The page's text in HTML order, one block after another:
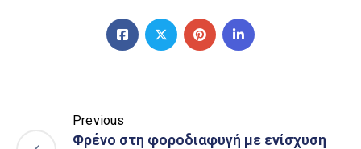
Previous
Φρένο στη φοροδιαφυγή με ενίσχυση